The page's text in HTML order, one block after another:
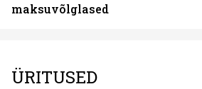
maksuvõlglased
ÜRITUSED